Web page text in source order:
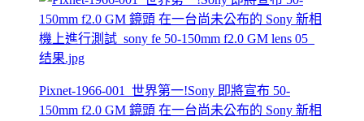
Pixnet-1966-001_世界第一!Sony 即將宣布 50-
150mm f2.0 GM 鏡頭 在一台尚未公布的 Sony 新相